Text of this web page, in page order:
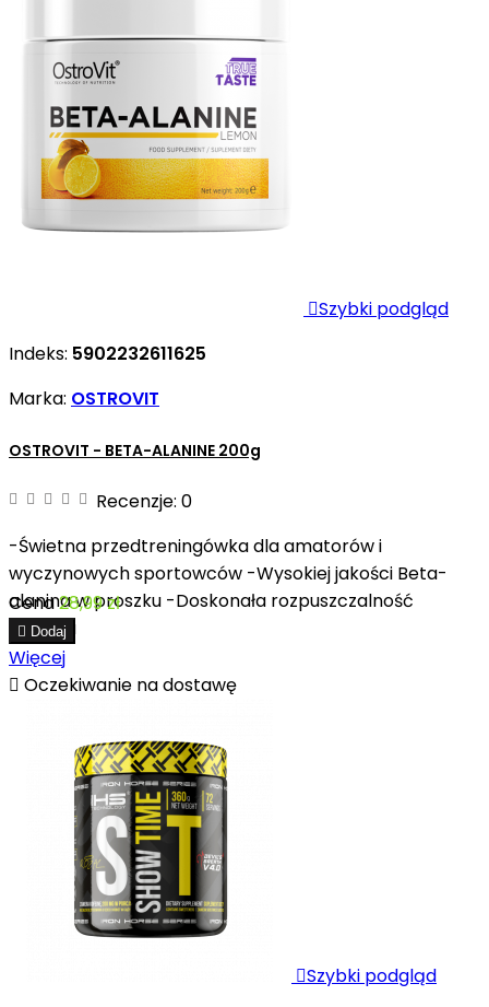
Szybki podgląd
Indeks: 5902232611625
Marka: OSTROVIT
OSTROVIT - BETA-ALANINE 200g
Recenzje: 0
-Świetna przedtreningówka dla amatorów i
wyczynowych sportowców -Wysokiej jakości Beta-
alanina w proszku -Doskonała rozpuszczalność
proszku
Cena28,99 zł
 Dodaj
Więcej
 Oczekiwanie na dostawę
Szybki podgląd